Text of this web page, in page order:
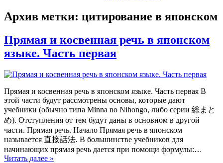
Архив метки: цитирование в японском
Прямая и косвенная речь в японском
языке. Часть первая
Прямая и косвенная речь в японском языке. Часть первая В
этой части будут рассмотрены основы, которые дают
учебники (обычно типа Minna no Nihongo, либо серии 総まと
め). Отступления от тем будут даны в основном в другой
части. Прямая речь. Начало Прямая речь в японском
называется 直接話法. В большинстве учебников для
начинающих прямая речь дается при помощи формулы:…
Читать далее »